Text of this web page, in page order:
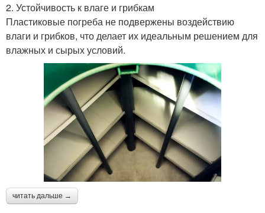
2. Устойчивость к влаге и грибкам
Пластиковые погреба не подвержены воздействию
влаги и грибков, что делает их идеальным решением для
влажных и сырых условий.
читать дальше →